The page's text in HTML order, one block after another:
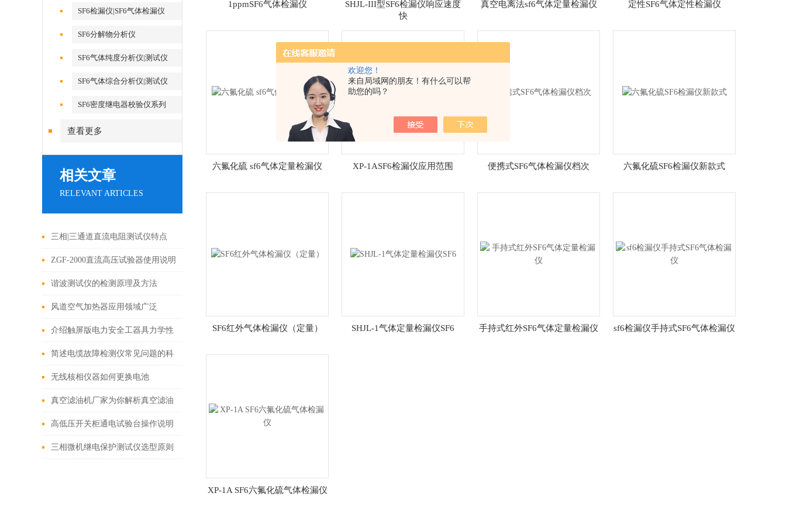
欢迎您！
来自局域网的朋友！有什么可以帮
助您的吗？
SF6检漏仪|SF6气体检漏仪
SF6分解物分析仪
SF6气体纯度分析仪|测试仪
SF6气体综合分析仪|测试仪
SF6密度继电器校验仪系列
查看更多
相关文章
RELEVANT ARTICLES
三相|三通道直流电阻测试仪特点
ZGF-2000直流高压试验器使用说明
谐波测试仪的检测原理及方法
风道空气加热器应用领域广泛
介绍触屏版电力安全工器具力学性
能试验机
简述电缆故障检测仪常见问题的科
学应对方法
无线核相仪器如何更换电池
真空滤油机厂家为你解析真空滤油
机的用途和特点
高低压开关柜通电试验台操作说明
及相关配置
三相微机继电保护测试仪选型原则
1ppmSF6气体检漏仪
SHJL-III型SF6检漏仪响应速度
快
真空电离法sf6气体定量检漏仪 定性SF6气体定性检漏仪
六氟化硫 sf6气体定量检漏仪 XP-1ASF6检漏仪应用范围 便携式SF6气体检漏仪档次 六氟化硫SF6检漏仪新款式
SF6红外气体检漏仪（定量） SHJL-1气体定量检漏仪SF6 手持式红外SF6气体定量检漏仪 sf6检漏仪手持式SF6气体检漏仪
XP-1A SF6六氟化硫气体检漏仪